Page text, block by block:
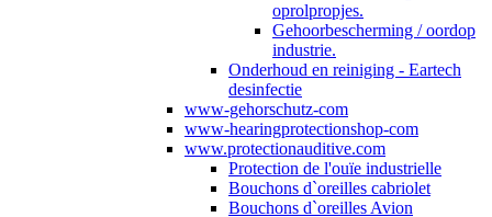
oprolpropjes.
Gehoorbescherming / oordop
industrie.
Onderhoud en reiniging - Eartech
desinfectie
www-gehorschutz-com
www-hearingprotectionshop-com
www.protectionauditive.com
Protection de l'ouïe industrielle
Bouchons d`oreilles cabriolet
Bouchons d`oreilles Avion